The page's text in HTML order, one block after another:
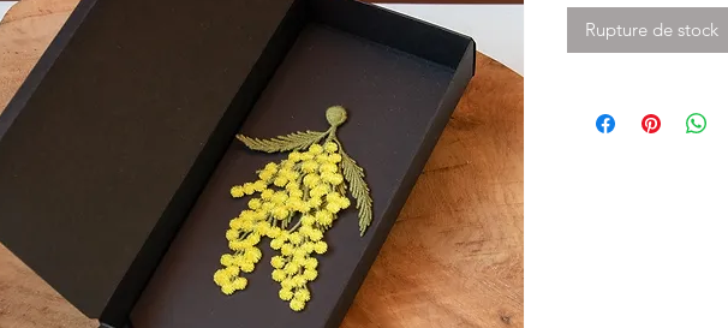
Rupture de stock